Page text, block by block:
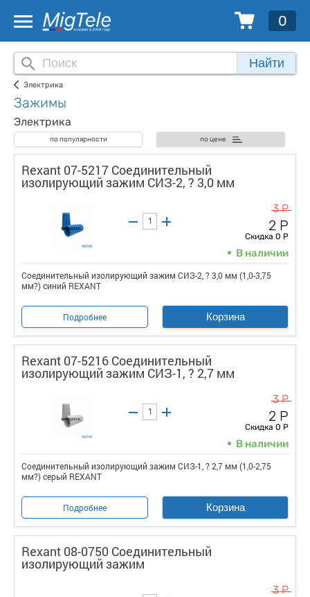
0
Найти
Электрика
Зажимы
Электрика
по популярности по цене
Rexant 07-5217 Соединительный
изолирующий зажим СИЗ-2, ? 3,0 мм
3 Р
2 Р
Скидка 0 Р
В наличии
Соединительный изолирующий зажим СИЗ-2, ? 3,0 мм (1,0-3,75
мм?) синий REXANT
Подробнее Корзина
Rexant 07-5216 Соединительный
изолирующий зажим СИЗ-1, ? 2,7 мм
3 Р
2 Р
Скидка 0 Р
В наличии
Соединительный изолирующий зажим СИЗ-1, ? 2,7 мм (1,0-2,75
мм?) серый REXANT
Подробнее Корзина
Rexant 08-0750 Соединительный
изолирующий зажим
3 Р